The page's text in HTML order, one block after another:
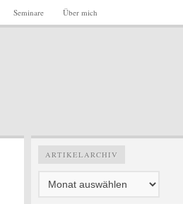
Seminare Über mich
ARTIKELARCHIV